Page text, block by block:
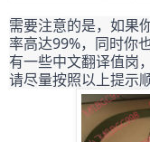
需要注意的是，如果
率高达99%，同时你
有一些中文翻译值岗
请尽量按照以上提示